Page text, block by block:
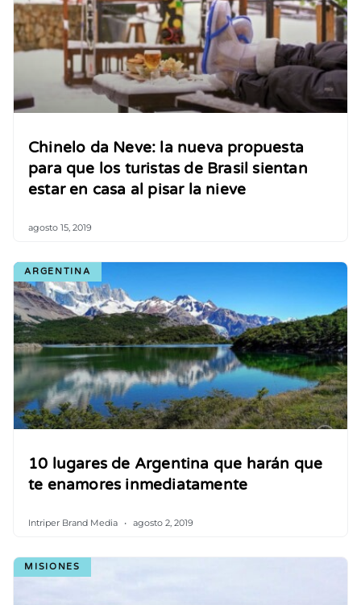
Chinelo da Neve: la nueva propuesta
para que los turistas de Brasil sientan
estar en casa al pisar la nieve
agosto 15, 2019
ARGENTINA
10 lugares de Argentina que harán que
te enamores inmediatamente
Intriper Brand Media agosto 2, 2019
MISIONES